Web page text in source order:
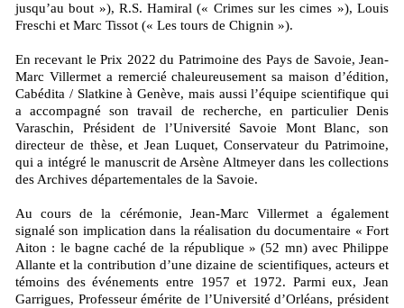
jusqu’au bout »), R.S. Hamiral (« Crimes sur les cimes »), Louis
Freschi et Marc Tissot (« Les tours de Chignin »).
En recevant le Prix 2022 du Patrimoine des Pays de Savoie, Jean-
Marc Villermet a remercié chaleureusement sa maison d’édition,
Cabédita / Slatkine à Genève, mais aussi l’équipe scientifique qui
a accompagné son travail de recherche, en particulier Denis
Varaschin, Président de l’Université Savoie Mont Blanc, son
directeur de thèse, et Jean Luquet, Conservateur du Patrimoine,
qui a intégré le manuscrit de Arsène Altmeyer dans les collections
des Archives départementales de la Savoie.
Au cours de la cérémonie, Jean-Marc Villermet a également
signalé son implication dans la réalisation du documentaire « Fort
Aiton : le bagne caché de la république » (52 mn) avec Philippe
Allante et la contribution d’une dizaine de scientifiques, acteurs et
témoins des événements entre 1957 et 1972. Parmi eux, Jean
Garrigues, Professeur émérite de l’Université d’Orléans, président